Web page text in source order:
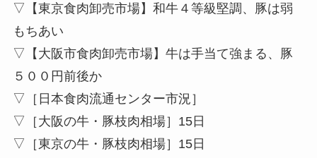
▽【東京食肉卸売市場】和牛４等級堅調、豚は弱
もちあい
▽【大阪市食肉卸売市場】牛は手当て強まる、豚
５００円前後か
▽［日本食肉流通センター市況］
▽［大阪の牛・豚枝肉相場］15日
▽［東京の牛・豚枝肉相場］15日